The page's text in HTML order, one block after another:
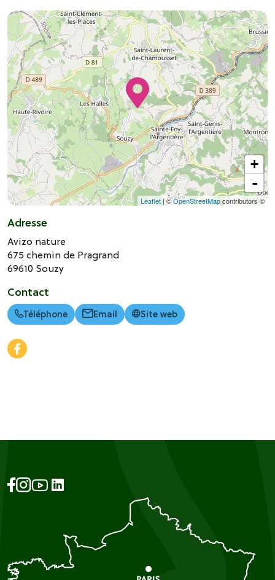
+
-
Leaflet | ©OpenStreetMapcontributors ©
Adresse
Avizo nature
675 chemin de Pragrand
69610 Souzy
Contact
Téléphone Email Site web